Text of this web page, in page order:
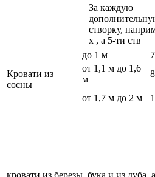
За каждую
створку,
х , а 5-ти ств
Кровати из
сосны
до 1 м
от 1,1 м до 1,6
м
от 1,7 м до 2 м
кровати из березы, бука и из дуба, а